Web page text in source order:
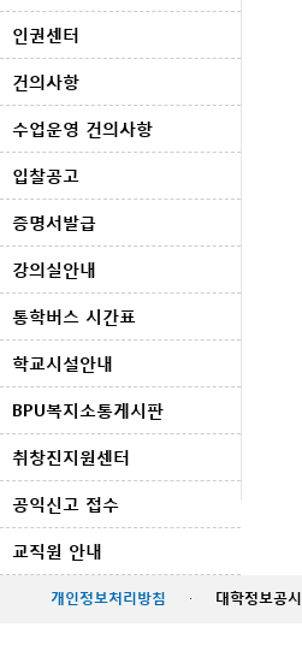
인권센터
건의사항
수업운영 건의사항
입찰공고
증명서발급
강의실안내
통학버스 시간표
학교시설안내
BPU복지소통게시판
취창진지원센터
공익신고 접수
교직원 안내
개인정보처리방침 · 대학정보공시